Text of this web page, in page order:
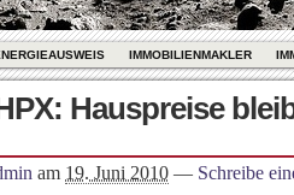
IMMOBILIENMAKLER
Hauspreise
am 19. Juni 2010 — Schreibe